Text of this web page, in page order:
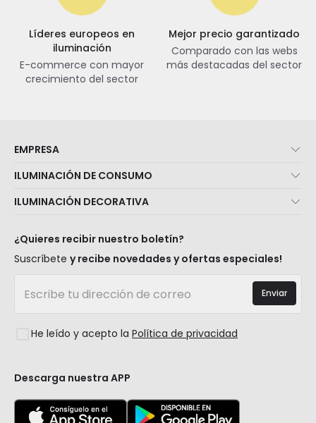
Líderes europeos en
iluminación
E-commerce con mayor
crecimiento del sector
Mejor precio garantizado
Comparado con las webs
más destacadas del sector
EMPRESA
Atención al cliente
Métodos de envío
¿Eres profesional?
Tiendas
Preguntas frecuentes
Iniciar sesión
ILUMINACIÓN DE CONSUMO
Marcas
Presupuestos
Iluminación para empresas
ILUMINACIÓN DECORATIVA
Top Marcas
Espacios
Estilos
Colecciones
Tendencias
LoveYouGreen
¿Quieres recibir nuestro boletín?
Suscríbete y recibe novedades y ofertas especiales!
He leído y acepto la Política de privacidad
Enviar
Descarga nuestra APP